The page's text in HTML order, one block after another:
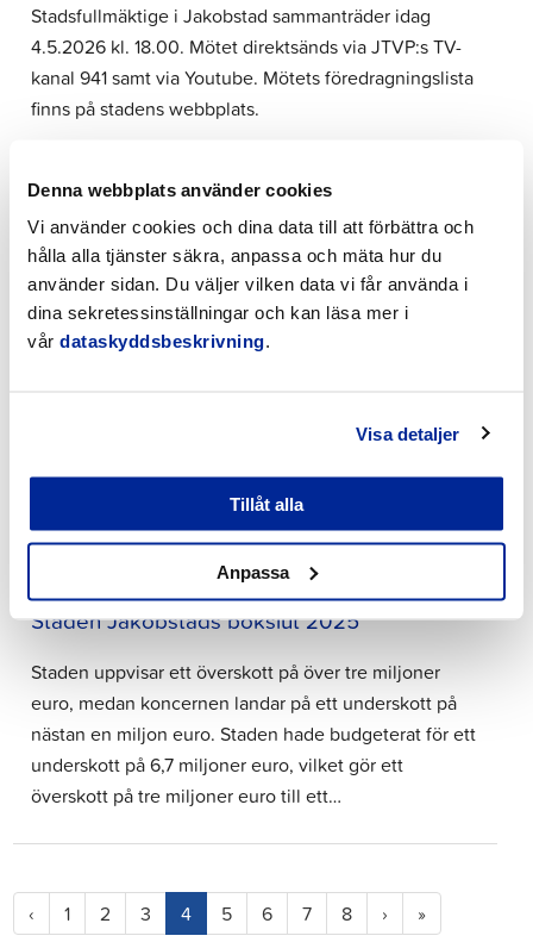
Denna webbplats använder cookies
Vi använder cookies och dina data till att förbättra och
hålla alla tjänster säkra, anpassa och mäta hur du
använder sidan. Du väljer vilken data vi får använda i
dina sekretessinställningar och kan läsa mer i
vår dataskyddsbeskrivning.
Visa detaljer
Tillåt alla
Anpassa
Stadsfullmäktige i Jakobstad sammanträder idag
4.5.2026 kl. 18.00. Mötet direktsänds via JTVP:s TV-
kanal 941 samt via Youtube. Mötets föredragningslista
finns på stadens webbplats.
30.4.2026 | Nyheter
Evenemang i maj
Våren i Jakobstad är fylld av evenemang. 30.1–3.5
Utställningen Radion jubilerar, Jakobstads museum
2.2–29.5 Jakobstads Fotoklubb:
Utställning Trots allt, Jakobstads museum 11.4–28.5
Häggblom, Brankis café1.5. & 8.5. & 9.5. Työn…
Staden Jakobstads bokslut 2025
Staden uppvisar ett överskott på över tre miljoner
euro, medan koncernen landar på ett underskott på
nästan en miljon euro. Staden hade budgeterat för ett
underskott på 6,7 miljoner euro, vilket gör ett
överskott på tre miljoner euro till ett…
‹ 1 2 3 4(current)
5 6 7 8 › »